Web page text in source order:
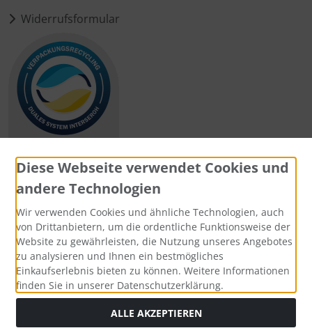
Widerrufsformular
Zahlungsmethoden
Social Media
Diese Webseite verwendet Cookies und
andere Technologien
Wir verwenden Cookies und ähnliche Technologien, auch
von Drittanbietern, um die ordentliche Funktionsweise der
Website zu gewährleisten, die Nutzung unseres Angebotes
zu analysieren und Ihnen ein bestmögliches
Einkaufserlebnis bieten zu können. Weitere Informationen
finden Sie in unserer Datenschutzerklärung.
ALLE AKZEPTIEREN